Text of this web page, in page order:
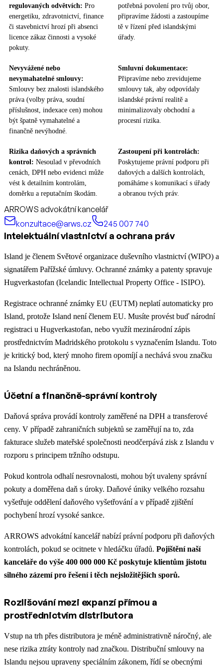
regulovaných odvětvích: Pro
energetiku, zdravotnictví, finance
či stavebnictví hrozí při absenci
licence zákaz činnosti a vysoké
pokuty.
potřebná povolení pro tvůj obor,
připravíme žádosti a zastoupíme
tě v řízení před islandskými
úřady.
Nevyvážené nebo
nevymahatelné smlouvy:
Smlouvy bez znalosti islandského
práva (volby práva, soudní
příslušnost, indexace cen) mohou
být špatně vymahatelné a
finančně nevýhodné.
Smluvní dokumentace:
Připravíme nebo zrevidujeme
smlouvy tak, aby odpovídaly
islandské právní realitě a
minimalizovaly obchodní a
procesní rizika.
Rizika daňových a správních
kontrol: Nesoulad v převodních
cenách, DPH nebo evidenci může
vést k detailním kontrolám,
doměrku a reputačním škodám.
Zastoupení při kontrolách:
Poskytujeme právní podporu při
daňových a dalších kontrolách,
pomáháme s komunikací s úřady
a obranou tvých práv.​
ARROWS advokátní kancelář
konzultace@arws.cz
245 007 740
Intelektuální vlastnictví a ochrana práv
Island je členem Světové organizace duševního vlastnictví (WIPO) a
signatářem Pařížské úmluvy. Ochranné známky a patenty spravuje
Hugverkastofan (Icelandic Intellectual Property Office - ISIPO).
Registrace ochranné známky EU (EUTM) neplatí automaticky pro
Island, protože Island není členem EU. Musíte provést buď národní
registraci u Hugverkastofan, nebo využít mezinárodní zápis
prostřednictvím Madridského protokolu s vyznačením Islandu. Toto
je kritický bod, který mnoho firem opomíjí a nechává svou značku
na Islandu nechráněnou.
Účetní a finančně-správní kontroly
Daňová správa provádí kontroly zaměřené na DPH a transferové
ceny. V případě zahraničních subjektů se zaměřují na to, zda
fakturace služeb mateřské společnosti neodčerpává zisk z Islandu v
rozporu s principem tržního odstupu.
Pokud kontrola odhalí nesrovnalosti, mohou být uvaleny správní
pokuty a doměřena daň s úroky. Daňové úniky velkého rozsahu
vyšetřuje oddělení daňového vyšetřování a v případě zjištění
pochybení hrozí vysoké sankce.
ARROWS advokátní kancelář nabízí právní podporu při daňových
kontrolách, pokud se ocitnete v hledáčku úřadů. Pojištění naší
kanceláře do výše 400 000 000 Kč poskytuje klientům jistotu
silného zázemí pro řešení i těch nejsložitějších sporů.
Rozlišování mezi expanzí přímou a
prostřednictvím distributora
Vstup na trh přes distributora je méně administrativně náročný, ale
nese rizika ztráty kontroly nad značkou. Distribuční smlouvy na
Islandu nejsou upraveny speciálním zákonem, řídí se obecnými